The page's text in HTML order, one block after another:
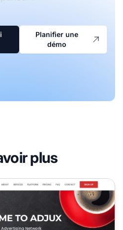
Planifier une
démo
plus
Media